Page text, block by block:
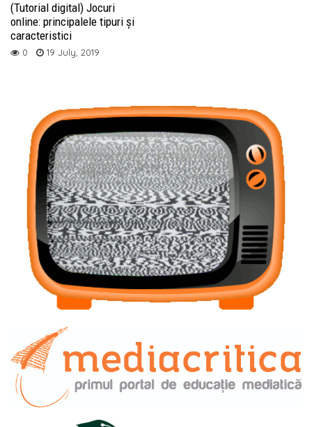
(Tutorial digital) Jocuri
online: principalele tipuri și
caracteristici
0 19 July, 2019